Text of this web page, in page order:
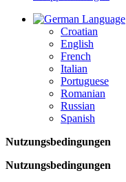
Language
Croatian
English
French
Italian
Portuguese
Romanian
Russian
Spanish
Nutzungsbedingungen
Nutzungsbedingungen